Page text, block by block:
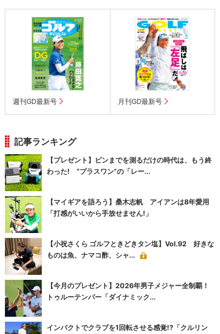
週刊GD最新号 月刊GD最新号
記事ランキング
【プレゼント】ピンまでを測るだけの時代は、もう終
わった! “プラスワン”の「レー...
【マイギアを語ろう】桑木志帆 アイアンは8年愛用
「打感がいいから手放せません!」
【小祝さくら ゴルフときどきタン塩】Vol.92 好きな
ものは魚、ナマコ酢、シャ...
【今月のプレゼント】2026年男子メジャー全制覇！
トゥルーテンパー「ダイナミック...
インパクトでクラブを1回転させる感覚!?「クルリン